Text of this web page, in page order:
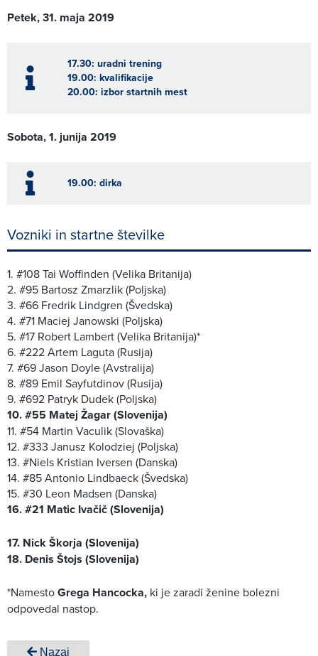
Petek, 31. maja 2019
17.30: uradni trening
19.00: kvalifikacije
20.00: izbor startnih mest
Sobota, 1. junija 2019
19.00: dirka
Vozniki in startne številke
1. #108 Tai Woffinden (Velika Britanija)
2. #95 Bartosz Zmarzlik (Poljska)
3. #66 Fredrik Lindgren (Švedska)
4. #71 Maciej Janowski (Poljska)
5. #17 Robert Lambert (Velika Britanija)*
6. #222 Artem Laguta (Rusija)
7. #69 Jason Doyle (Avstralija)
8. #89 Emil Sayfutdinov (Rusija)
9. #692 Patryk Dudek (Poljska)
10. #55 Matej Žagar (Slovenija)
11. #54 Martin Vaculik (Slovaška)
12. #333 Janusz Kolodziej (Poljska)
13. #Niels Kristian Iversen (Danska)
14. #85 Antonio Lindbaeck (Švedska)
15. #30 Leon Madsen (Danska)
16. #21 Matic Ivačič (Slovenija)
17. Nick Škorja (Slovenija)
18. Denis Štojs (Slovenija)
*NamestoGrega Hancocka, ki je zaradi ženine bolezni
odpovedal nastop.
Nazaj